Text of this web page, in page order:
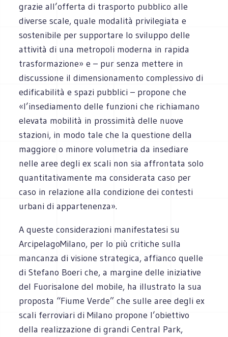
grazie all’offerta di trasporto pubblico alle
diverse scale, quale modalità privilegiata e
sostenibile per supportare lo sviluppo delle
attività di una metropoli moderna in rapida
trasformazione» e – pur senza mettere in
discussione il dimensionamento complessivo di
edificabilità e spazi pubblici – propone che
«l’insediamento delle funzioni che richiamano
elevata mobilità in prossimità delle nuove
stazioni, in modo tale che la questione della
maggiore o minore volumetria da insediare
nelle aree degli ex scali non sia affrontata solo
quantitativamente ma considerata caso per
caso in relazione alla condizione dei contesti
urbani di appartenenza».
A queste considerazioni manifestatesi su
ArcipelagoMilano, per lo più critiche sulla
mancanza di visione strategica, affianco quelle
di Stefano Boeri che, a margine delle iniziative
del Fuorisalone del mobile, ha illustrato la sua
proposta “Fiume Verde” che sulle aree degli ex
scali ferroviari di Milano propone l’obiettivo
della realizzazione di grandi Central Park,